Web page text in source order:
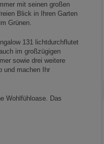
mit seinen großen
Blick in Ihren Garten
Grünen.
131 lichtdurchflutet
im großzügigen
sowie drei weitere
und machen Ihr
Wohlfühloase. Das